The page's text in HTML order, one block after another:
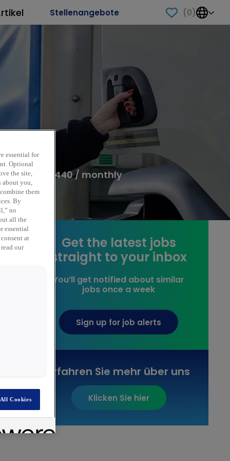
Stellenangebote (0)
- EUR 3,440 / monthly
Get the latest jobs
straight to your inbox
You’ll get notified about similar
jobs once a week
Sign up for job alerts
Erfahren Sie mehr über uns
Klicken Sie hier
essential for
Optional
the site,
you,
them
By
no
all the
essential
at
our
Cookies